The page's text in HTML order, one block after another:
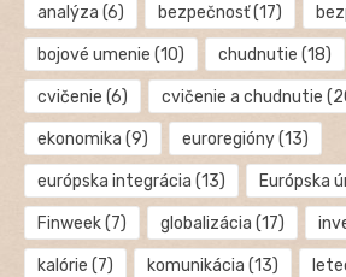
analýza (6) bezpečnosť(17)
bojové umenie (10) chudnutie (18)
cvičenie (6) cvičenie a chudnutie
ekonomika (9) euroregióny(13)
európska integrácia (13) Európska
Finweek(7) globalizácia (17)
kalórie (7) komunikácia (13)